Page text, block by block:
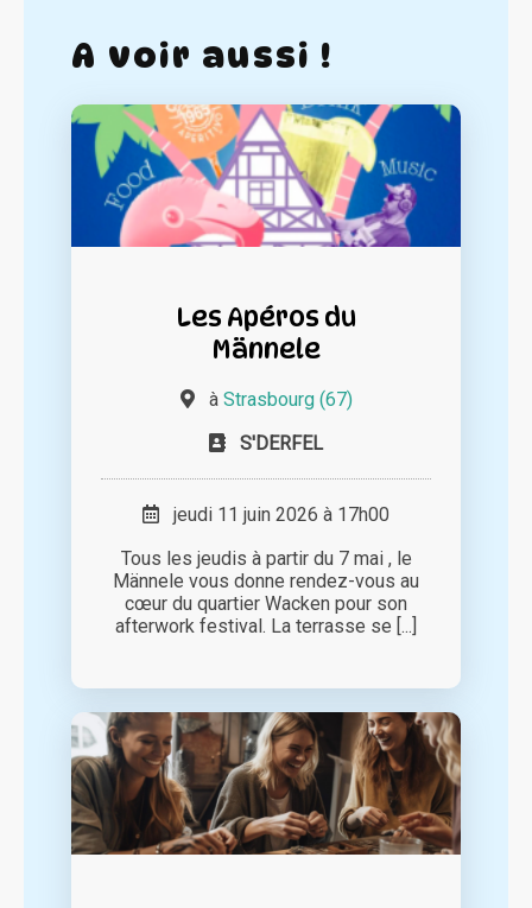
A voir aussi !
Les Apéros du
Männele
à Strasbourg (67)
S'DERFEL
jeudi 11 juin 2026 à 17h00
Tous les jeudis à partir du 7 mai , le
Männele vous donne rendez-vous au
cœur du quartier Wacken pour son
afterwork festival. La terrasse se [...]